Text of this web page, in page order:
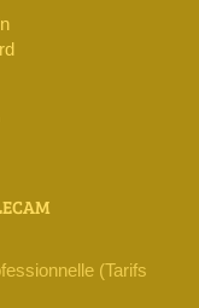
(Tarifs